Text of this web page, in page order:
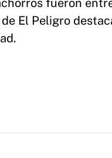
fueron
El Peligro